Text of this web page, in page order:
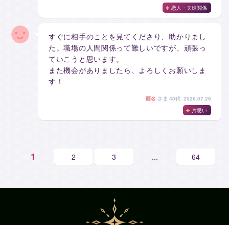
恋人・夫婦関係
すぐに相手のことを見てくださり、助かりまし
た。職場の人間関係って難しいですが、頑張っ
ていこうと思います。
また機会がありましたら、よろしくお願いしま
す！
匿名 さま 40代 2026.07.29
片思い
1 2 3 ... 64